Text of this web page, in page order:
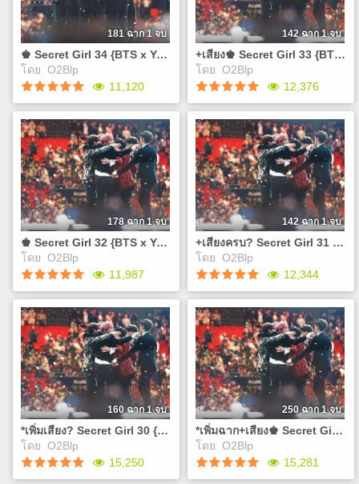
Email :
sinblueprincess@gmail.com
จะแจ้งข่าวสารทางกลุ่มเฟสบุ๊ค
https://www.facebook.com/groups/402309293623614/
หรือ ทวิตเตอร์ใน #ความลับบัง
ทัน ส่วน E-Bookคงต้องรอปิด
พรีก่อนเนอะ ช่องทางที่ติดต่อ
ไรท์ DM twitter :
@sinBluePrincess Email :
sinblueprincess@gmail.com
จะแจ้งข่าวสารทางกลุ่มเฟสบุ๊ค
https://www.facebook.com/
หรือ ทวิตเตอร์ใน #ความลับบัง
ทัน ส่วน E-Bookคงต้องรอปิด
พรีก่อนเนอะ ช่องทางที่ติดต่อ
ไรท์ DM twitter :
@sinBluePrincess Email :
sinblueprincess@gmail.com
♚ Secret Girl 34 {BTS x You}
โดย O2Blp
181 ฉาก 1 จบ
11,120
♚ Secret Girl 34 {BTS x
You}
เปิด Pre-Order เล่มนิยาย
Secret Girl สนใจสั่งซื้อคลิ๊กลิ้ง
https://goo.gl/forms/ZSYV6tsGXSYRCC3A2
จะแจ้งข่าวสารทางกลุ่มเฟสบุ๊ค
https://www.facebook.com/groups/402309293623614/
หรือ ทวิตเตอร์ใน #ความลับบัง
ทัน ส่วน E-Bookคงต้องรอปิด
พรีก่อนเนอะ ช่องทางที่ติดต่อ
ไรท์ DM twitter :
@sinBluePrincess Email :
sinblueprincess@gmail.com
+เสียง♚ Secret Girl 33 {BTS x You}
โดย O2Blp
142 ฉาก 1 จบ
12,376
+เสียง♚ Secret Girl 33 {BTS
x You}
ติดต่อไรท์ได้ที่
@sinBluePrincess (twitter)
sinblueprincess@gmail.com
(อีเมลล์) ลิ้งแบบสอบถาม
https://goo.gl/forms/
ลิ้งNC
http://www.tunwalai.com/
cut-ep33-visual-novel-
43
♚ Secret Girl 32 {BTS x You}
โดย O2Blp
178 ฉาก 1 จบ
11,987
♚ Secret Girl 32 {BTS x
You}
เคยสงสัยกันไหมว่าทำไม
พวกเขาถึงได้ดูดีเกินมนุษย์แบบ
นี้? แล้วถ้าพวกเขาถูกสาปล่ะ
หรือถ้า4คนในพวกเขามา
ตกหลุมรัก 'คุณ'ล่ะ 'คุณ'จะช่วย
พวกเขาถอนคำสาปดั่ง
โฉมงามกับเจ้าชายอสูรได้หรือ
ไม่ เอ..แต่แค่จุมพิตแล้วถอนคำ
สาปได้ มันก็ง่ายไปไหม J
+เสียงครบ? Secret Girl 31 {BTS x You}
โดย O2Blp
142 ฉาก 1 จบ
12,344
+เสียงครบ? Secret Girl 31
{BTS x You}
เคยสงสัยกันไหมว่าทำไม
พวกเขาถึงได้ดูดีเกินมนุษย์แบบ
นี้? แล้วถ้าพวกเขาถูกสาปล่ะ
หรือถ้า4คนในพวกเขามา
ตกหลุมรัก 'คุณ'ล่ะ 'คุณ'จะช่วย
พวกเขาถอนคำสาปดั่ง
โฉมงามกับเจ้าชายอสูรได้หรือ
ไม่ เอ..แต่แค่จุมพิตแล้วถอนคำ
สาปได้ มันก็ง่ายไปไหม J
*เพิ่มเสียง? Secret Girl 30 {BTS x You}
โดย O2Blp
160 ฉาก 1 จบ
15,250
*เพิ่มฉาก+เสียง♚ Secret Girl 29 {BTS x You}
โดย O2Blp
250 ฉาก 1 จบ
15,281